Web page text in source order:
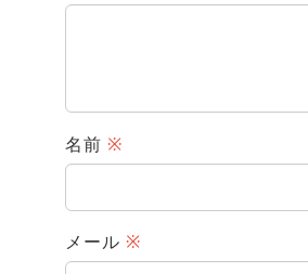
名前 ※
メール ※